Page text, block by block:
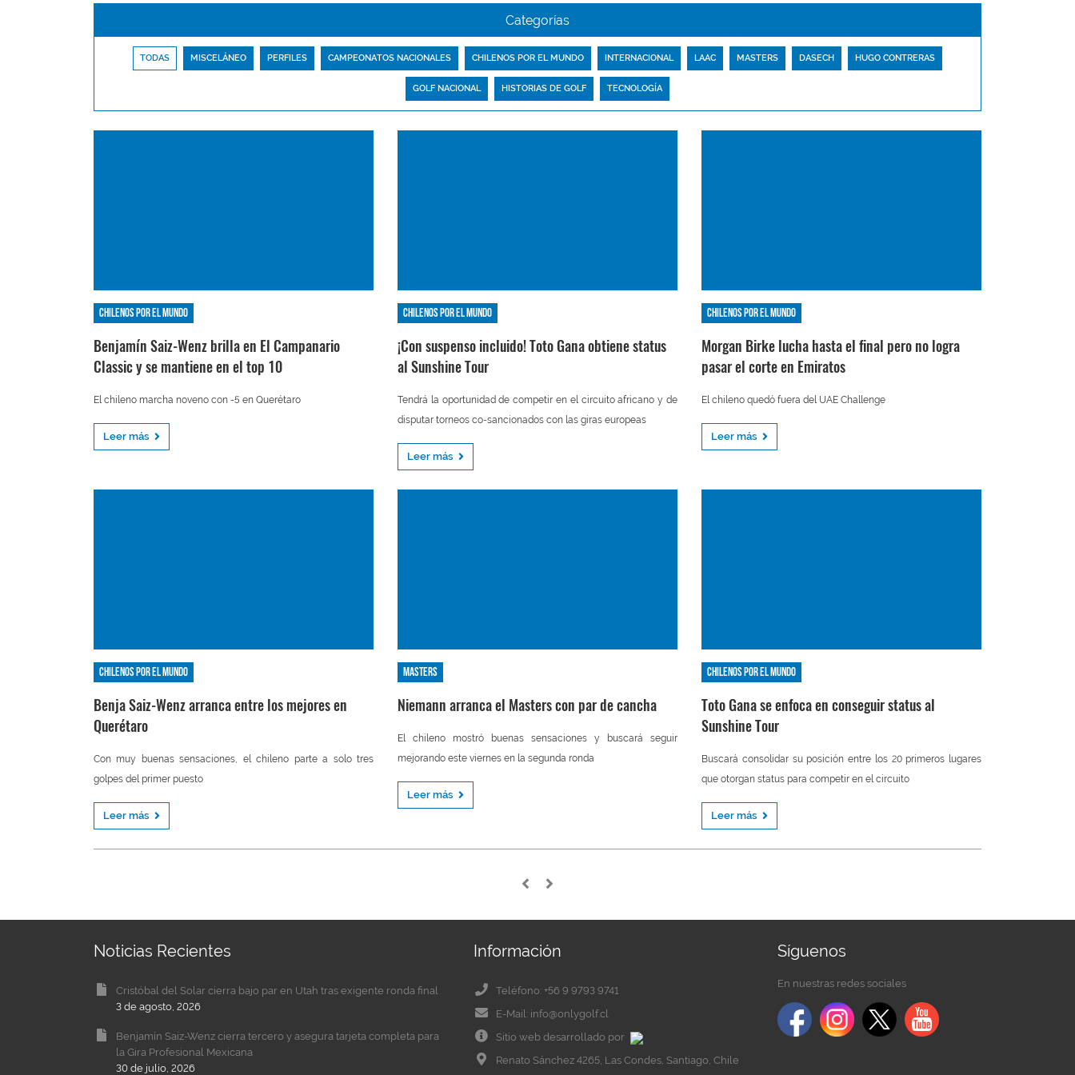
Categorías
TODAS MISCELÁNEO PERFILES CAMPEONATOS NACIONALES CHILENOS POR EL MUNDO INTERNACIONAL LAAC MASTERS DASECH HUGO CONTRERAS
GOLF NACIONAL HISTORIAS DE GOLF TECNOLOGÍA
Chilenos por el mundo
Benjamín Saiz-Wenz brilla en El Campanario
Classic y se mantiene en el top 10
El chileno marcha noveno con -5 en Querétaro
Leer más
Chilenos por el mundo
¡Con suspenso incluido! Toto Gana obtiene status
al Sunshine Tour
Tendrá la oportunidad de competir en el circuito africano y de
disputar torneos co-sancionados con las giras europeas
Leer más
Chilenos por el mundo
Morgan Birke lucha hasta el final pero no logra
pasar el corte en Emiratos
El chileno quedó fuera del UAE Challenge
Leer más
Chilenos por el mundo
Benja Saiz-Wenz arranca entre los mejores en
Querétaro
Con muy buenas sensaciones, el chileno parte a solo tres
golpes del primer puesto
Leer más
Masters
Niemann arranca el Masters con par de cancha
El chileno mostró buenas sensaciones y buscará seguir
mejorando este viernes en la segunda ronda
Leer más
Chilenos por el mundo
Toto Gana se enfoca en conseguir status al
Sunshine Tour
Buscará consolidar su posición entre los 20 primeros lugares
que otorgan status para competir en el circuito
Leer más
Noticias Recientes
Cristóbal del Solar cierra bajo par en Utah tras exigente ronda final
3 de agosto, 2026
Benjamín Saiz-Wenz cierra tercero y asegura tarjeta completa para
la Gira Profesional Mexicana
30 de julio, 2026
Información
Teléfono: +56 9 9793 9741
E-Mail: info@onlygolf.cl
Sitio web desarrollado por
Renato Sánchez 4265, Las Condes, Santiago, Chile
Síguenos
En nuestras redes sociales